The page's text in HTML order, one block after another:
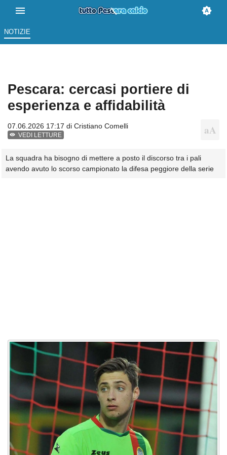
NOTIZIE
Pescara: cercasi portiere di
esperienza e affidabilità
07.06.2026 17:17 di Cristiano Comelli
VEDI LETTURE
La squadra ha bisogno di mettere a posto il discorso tra i pali
avendo avuto lo scorso campionato la difesa peggiore della serie